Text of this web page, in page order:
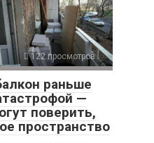
122 просмотров
раньше
—
поверить,
пространство